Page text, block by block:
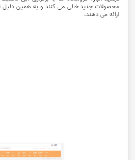
محصولات جدید خالی می‌ کنند و به همین دلیل
ارائه می ‌دهند.